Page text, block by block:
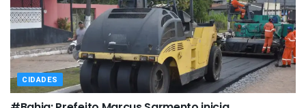
CIDADES